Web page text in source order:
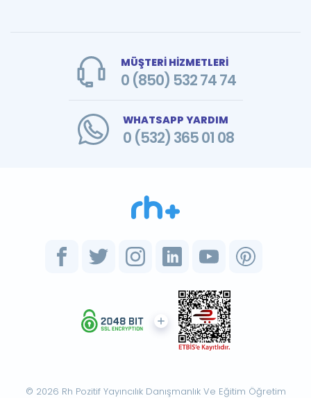
MÜŞTERİ HİZMETLERİ
0 (850) 532 74 74
WHATSAPP YARDIM
0 (532) 365 01 08
© 2026 Rh Pozitif Yayıncılık Danışmanlık Ve Eğitim Öğretim